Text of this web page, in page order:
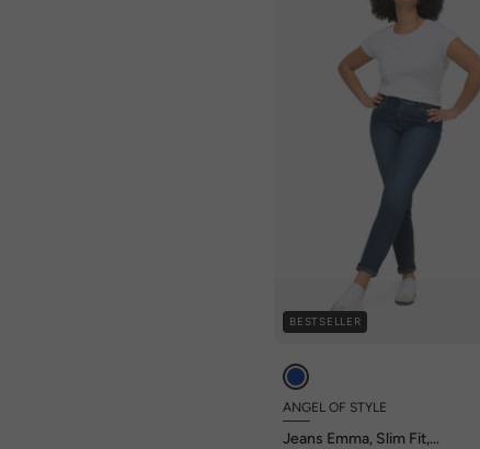
BESTSELLER
ANGEL OF STYLE
Jeans Emma, Slim Fit,